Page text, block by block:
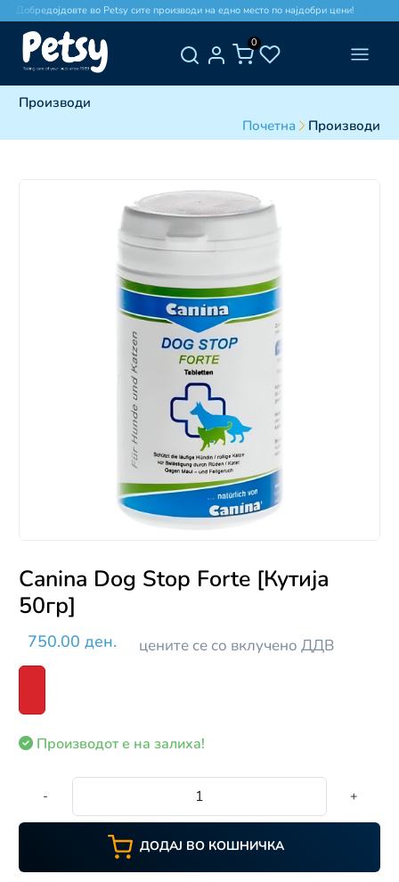
Добредојдовте во Petsy сите производи на едно место по најдобри цени!
0
Производи
Почетна
Производи
Canina Dog Stop Forte [Кутија
50гр]
750.00 ден. цените се со вклучено ДДВ
Производот е на залиха!
- +
ДОДАЈ ВО КОШНИЧКА